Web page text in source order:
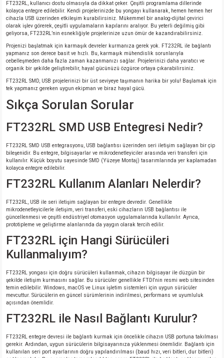
MARKA)
FT232RL, kullanıcı dostu olmasıyla da dikkat çeker. Çeşitli programlama dillerinde
kolayca entegre edilebilir. Kendi projelerinizde bu yongayı kullanarak, hemen hemen her
cihazla USB üzerinden etkileşim kurabilirsiniz. Mükemmel bir analog-dijital çevirici
olarak işlev görerek, çeşitli uygulamaların kapılarını aralıyor. Bu yeterli değilmiş gibi
geliyorsa, FT232RL’nin esnekliğiyle projelerinize uzun ömür de kazandırabilirsiniz.
Projenizi başlatmak için karmaşık devreler kurmanıza gerek yok. FT232RL ile bağlantı
yapmanız son derece basit ve hızlı. Bu, karmaşık mühendislik sorunlarıyla
cebelleşmeden daha fazla zaman kazanmanızı sağlar. Projelerinizi daha yaratıcı ve
organik bir şekilde geliştirebilir, hayal gücünüzü özgürce ortaya çıkarabilirsiniz.
FT232RL SMD, USB projelerinizi bir üst seviyeye taşımanın harika bir yolu! Başlamak için
tek yapmanız gereken uygun ekipman ve biraz hayal gücü.
Sıkça Sorulan Sorular
FT232RL SMD USB Entegresi Nedir?
FT232RL SMD USB entegrasyonu, USB bağlantısı üzerinden seri iletişim sağlayan bir çip
bileşenidir. Bu entegre, bilgisayarlar ve mikrodenetleyiciler arasında veri transferi için
kullanılır. Küçük boyutu sayesinde SMD (Yüzeye Montaj) tasarımlarında yer kaplamadan
kolayca entegre edilebilir.
FT232RL Kullanım Alanları Nelerdir?
FT232RL, USB ile seri iletişim sağlayan bir entegre devredir. Genellikle
mikrodenetleyicilerle iletişim, veri transferi, eski cihazların USB bağlantısı ile
güncellenmesi ve çeşitli endüstriyel otomasyon uygulamalarında kullanılır. Ayrıca,
prototipleme ve geliştirme alanlarında da yaygın olarak tercih edilir.
FT232RL için Hangi Sürücüleri
Kullanmalıyım?
FT232RL yongası için doğru sürücüleri kullanmak, cihazın bilgisayar ile düzgün bir
şekilde iletişim kurmasını sağlar. Bu sürücüler genellikle FTDI'nin resmi web sitesinden
temin edilebilir. Windows, macOS ve Linux işletim sistemleri için uygun sürücüler
mevcuttur. Sürücülerin en güncel sürümlerinin indirilmesi, performans ve uyumluluk
açısından önemlidir.
FT232RL ile Nasıl Bağlantı Kurulur?
FT232RL entegre devresi ile bağlantı kurmak için öncelikle cihazın USB portuna takılması
gerekir. Ardından, uygun sürücülerin bilgisayarınıza yüklenmesi önemlidir. Bağlantı için
kullanılan seri port ayarlarının doğru yapılandırılması (baud hızı, veri bitleri, dur bitleri)